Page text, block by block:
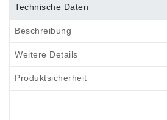
Technische Daten
Beschreibung
Weitere Details
Produktsicherheit